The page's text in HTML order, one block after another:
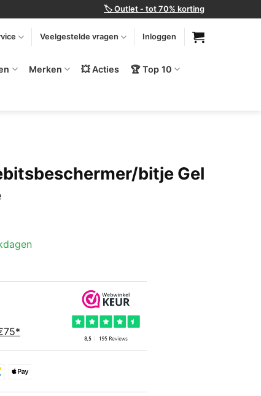
🏷️ Outlet - tot 70% korting
Veelgestelde vragen Inloggen
Merken 💥 Acties 🏆 Top 10
bitje Gel